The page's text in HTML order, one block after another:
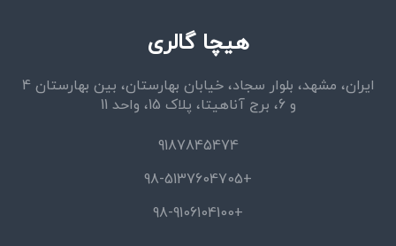
هیچا گالری
ایران، مشهد، بلوار سجاد، خیابان بهارستان، بین بهارستان 4
و 6، برج آناهیتا، پلاک 15، واحد 11
9187845474
+98-5137604705
+98-9106104100